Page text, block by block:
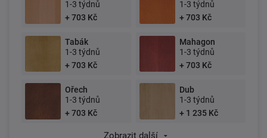
1-3 týdnů
+ 703 Kč
1-3 týdnů
+ 703 Kč
Tabák
1-3 týdnů
+ 703 Kč
Mahagon
1-3 týdnů
+ 703 Kč
Ořech
1-3 týdnů
+ 703 Kč
Dub
1-3 týdnů
+ 1 235 Kč
Zobrazit další